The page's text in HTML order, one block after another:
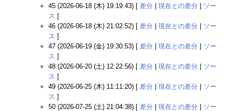
45 (2026-06-18 (木) 19:19:43) [ 差分 現在との差分
ソー
ス ]
46 (2026-06-18 (木) 21:02:52) [ 差分 現在との差分
ソー
ス ]
47 (2026-06-19 (金) 19:30:53) [ 差分 現在との差分
ソー
ス ]
48 (2026-06-20 (土) 12:22:56) [ 差分 現在との差分
ソー
ス ]
49 (2026-06-25 (木) 11:11:20) [ 差分 現在との差分
ソー
ス ]
50 (2026-07-25 (土) 21:04:38) [ 差分 現在との差分
ソー